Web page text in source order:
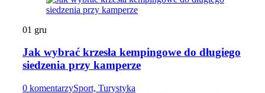
01 gru
Jak wybrać krzesła kempingowe do długiego
siedzenia przy kamperze
0 komentarzySport, Turystyka